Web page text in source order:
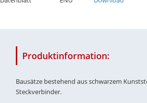
Produktinformation:
Bausätze bestehend aus schwarzem
Steckverbinder.